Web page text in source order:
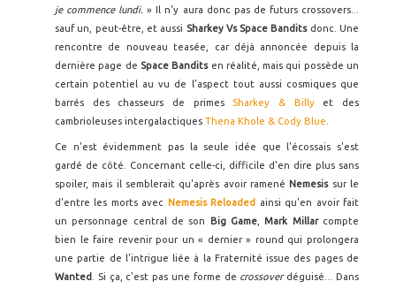
je commence lundi.» Il n'y aura donc pas de futurs crossovers...
sauf un, peut-être, et aussi Sharkey Vs Space Bandits donc. Une
rencontre de nouveau teasée, car déjà annoncée depuis la
dernière page de Space Banditsen réalité, mais qui possède un
certain potentiel au vu de l'aspect tout aussi cosmiques que
barrés des chasseurs de primes Sharkey & Billyet des
cambrioleuses intergalactiques Thena Khole & Cody Blue
Ce n'est évidemment pas la seule idée que l'écossais s'est
gardé de côté. Concernant celle-ci, difficile d'en dire plus sans
spoiler, mais il semblerait qu'après avoir ramené Nemesissur le
d'entre les morts avec
Nemesis Reloaded
ainsi qu'en avoir fait
un personnage central de son
Big Game ,Mark Millarcompte
bien le faire revenir pour un « dernier » round qui prolongera
une partie de l'intrigue liée à la Fraternité issue des pages de
Wanted
. Si ça, c'est pas une forme de crossoverdéguisé... Dans